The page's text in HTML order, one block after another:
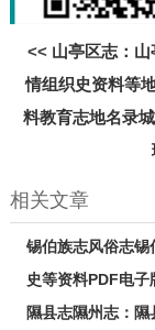
<< 山亭区志：
情组织史资料等
料教育志地名录
相关文章
锡伯族志风俗志锡
史等资料PDF电子
隰县志隰州志：